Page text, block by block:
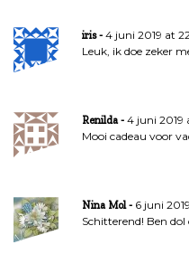
iris
4 juni 2019 at
Leuk, ik doe zeker
Renilda
4 juni 2019
Mooi cadeau voor
Nina Mol
6 juni
Schitterend! Ben